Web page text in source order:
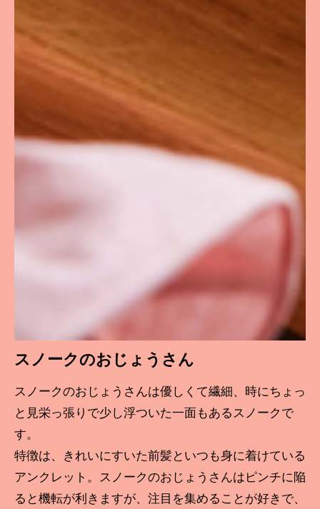
スノークのおじょうさん
スノークのおじょうさんは優しくて繊細、時にちょっ
と見栄っ張りで少し浮ついた一面もあるスノークで
す。
特徴は、きれいにすいた前髪といつも身に着けている
アンクレット。スノークのおじょうさんはピンチに陥
ると機転が利きますが、注目を集めることが好きで、